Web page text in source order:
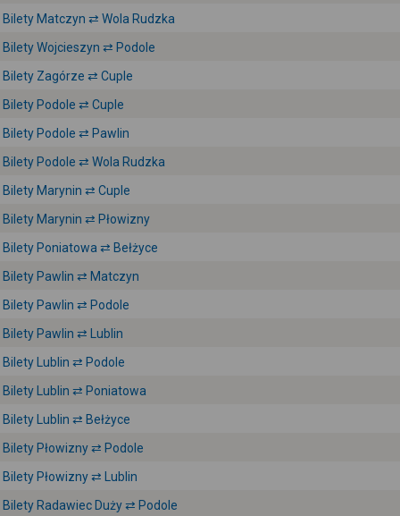
Bilety Matczyn ⇄ Wola Rudzka
Bilety Wojcieszyn ⇄ Podole
Bilety Zagórze ⇄ Cuple
Bilety Podole ⇄ Cuple
Bilety Podole ⇄ Pawlin
Bilety Podole ⇄ Wola Rudzka
Bilety Marynin ⇄ Cuple
Bilety Marynin ⇄ Płowizny
Bilety Poniatowa ⇄ Bełżyce
Bilety Pawlin ⇄ Matczyn
Bilety Pawlin ⇄ Podole
Bilety Pawlin ⇄ Lublin
Bilety Lublin ⇄ Podole
Bilety Lublin ⇄ Poniatowa
Bilety Lublin ⇄ Bełżyce
Bilety Płowizny ⇄ Podole
Bilety Płowizny ⇄ Lublin
Bilety Radawiec Duży ⇄ Podole